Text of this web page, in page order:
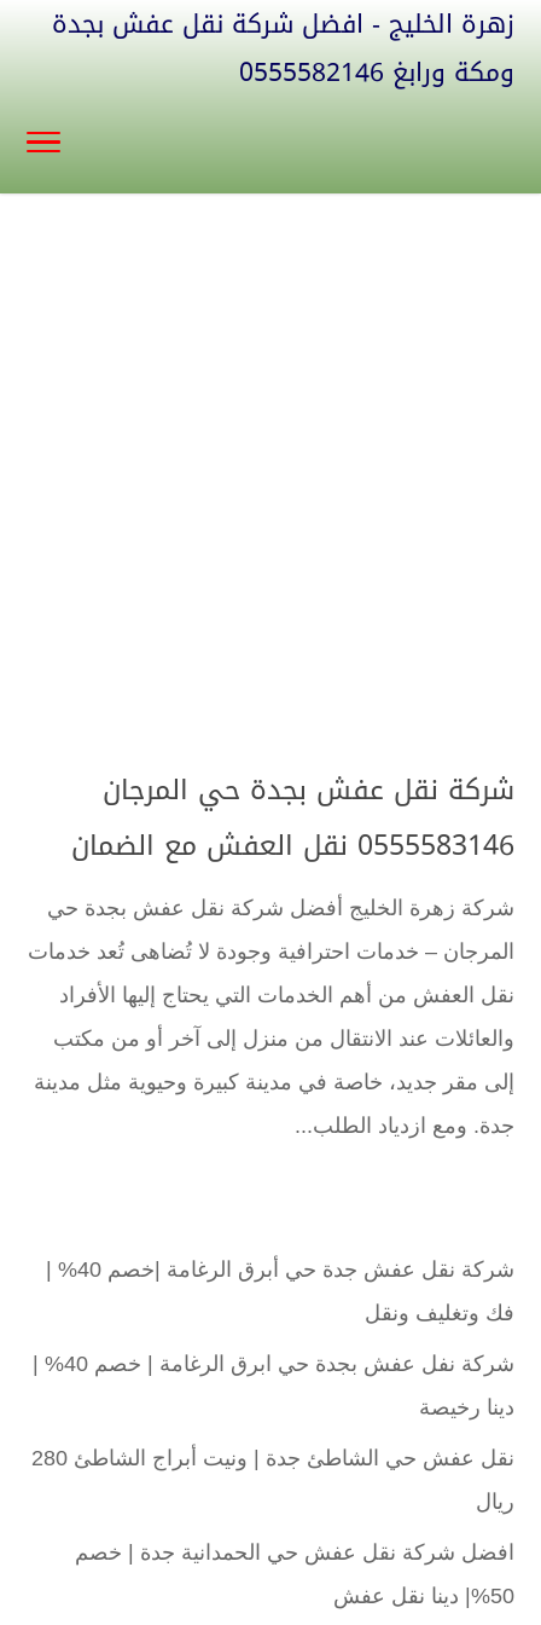
زهرة الخليج - افضل شركة نقل عفش بجدة
ومكة ورابغ 0555582146
شركة نقل عفش بجدة حي المرجان
0555583146 نقل العفش مع الضمان
شركة زهرة الخليج أفضل شركة نقل عفش بجدة حي
المرجان – خدمات احترافية وجودة لا تُضاهى تُعد خدمات
نقل العفش من أهم الخدمات التي يحتاج إليها الأفراد
والعائلات عند الانتقال من منزل إلى آخر أو من مكتب
إلى مقر جديد، خاصة في مدينة كبيرة وحيوية مثل مدينة
جدة. ومع ازدياد الطلب...
شركة نقل عفش جدة حي أبرق الرغامة |خصم 40% |
فك وتغليف ونقل
شركة نفل عفش بجدة حي ابرق الرغامة | خصم 40% |
دينا رخيصة
نقل عفش حي الشاطئ جدة | ونيت أبراج الشاطئ 280
ريال
افضل شركة نقل عفش حي الحمدانية جدة | خصم
50%| دينا نقل عفش